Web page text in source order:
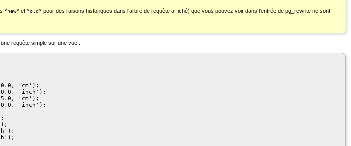
*new* et *old* pour des raisons historiques dans l'arbre de requête affiché) que vous pouvez voir dans l'entrée de pg_rewritene sont
une requête simple sur une vue :
'cm');
40.0, 'inch');
'cm');
50.0, 'inch');